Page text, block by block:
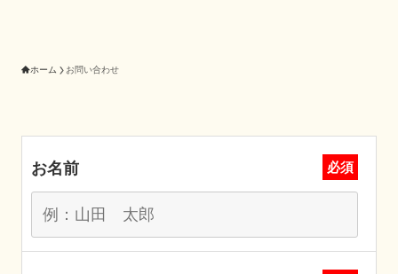
ホーム お問い合わせ
お名前 必須